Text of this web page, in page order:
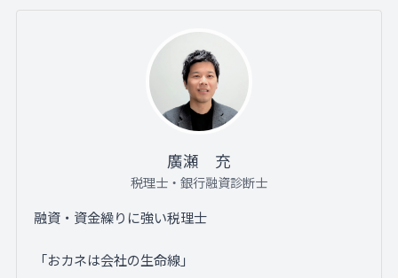
廣瀬 充
税理士・銀行融資診断士
融資・資金繰りに強い税理士
「おカネは会社の生命線」